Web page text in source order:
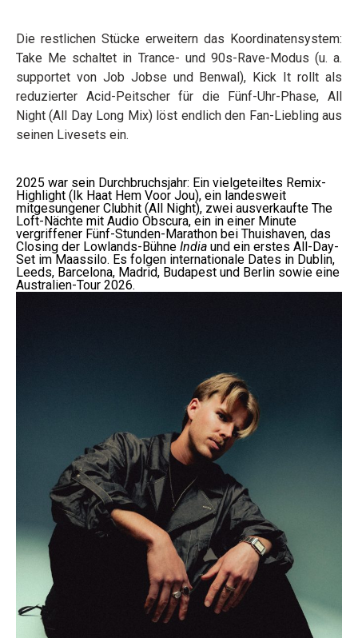
Die restlichen Stücke erweitern das Koordinatensystem:
Take Me schaltet in Trance- und 90s-Rave-Modus (u. a.
supportet von Job Jobse und Benwal), Kick It rollt als
reduzierter Acid-Peitscher für die Fünf-Uhr-Phase, All
Night (All Day Long Mix) löst endlich den Fan-Liebling aus
seinen Livesets ein.
2025 war sein Durchbruchsjahr: Ein vielgeteiltes Remix-
Highlight (Ik Haat Hem Voor Jou), ein landesweit
mitgesungener Clubhit (All Night), zwei ausverkaufte The
Loft-Nächte mit Audio Obscura, ein in einer Minute
vergriffener Fünf-Stunden-Marathon bei Thuishaven, das
Closing der Lowlands-Bühne India und ein erstes All-Day-
Set im Maassilo. Es folgen internationale Dates in Dublin,
Leeds, Barcelona, Madrid, Budapest und Berlin sowie eine
Australien-Tour 2026.